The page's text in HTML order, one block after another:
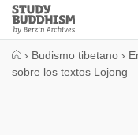
Close
Study
Buddhism
› Budismo tibetano ›
sobre los textos Lojong